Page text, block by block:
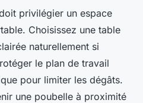
privilégier un espace
Choisissez une table
naturellement si
le plan de travail
pour limiter les dégâts.
une poubelle à proximité